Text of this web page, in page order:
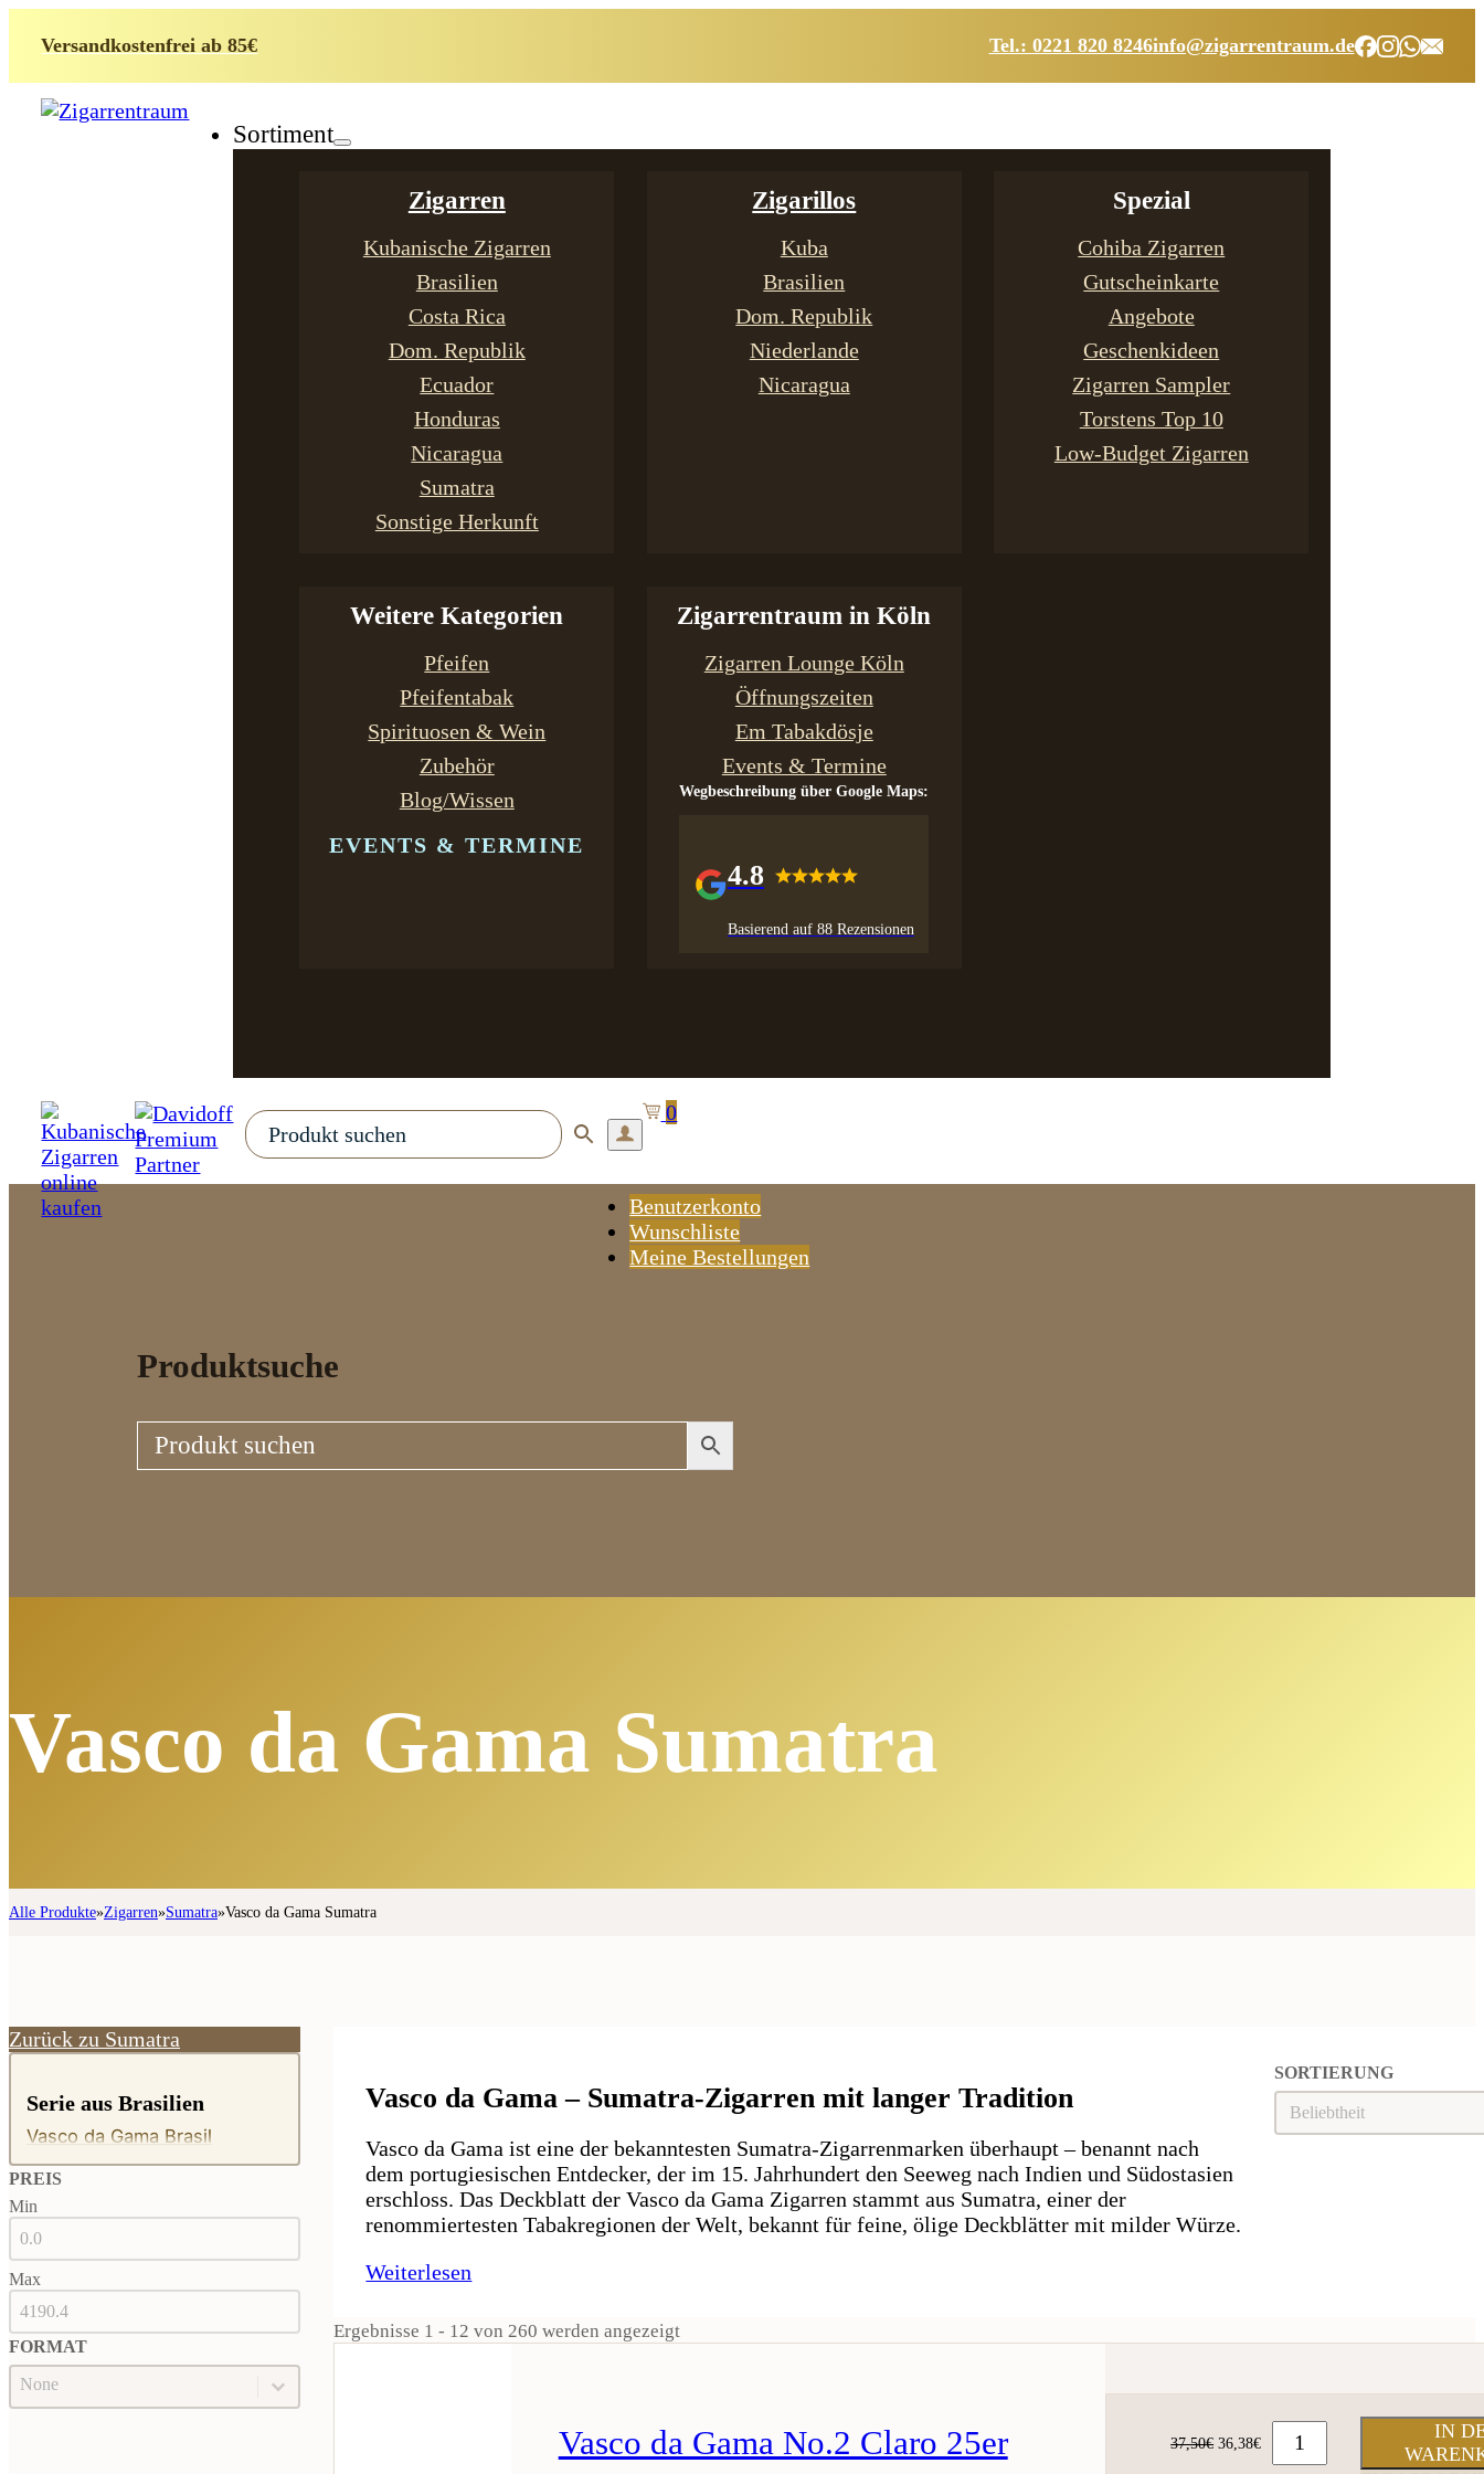
Versandkostenfrei ab 85€ Tel.: 0221 820 8246info@zigarrentraum.de
Sortiment
Zigarren
Kubanische Zigarren
Brasilien
Costa Rica
Dom. Republik
Ecuador
Honduras
Nicaragua
Sumatra
Sonstige Herkunft
Zigarillos
Kuba
Brasilien
Dom. Republik
Niederlande
Nicaragua
Spezial
Cohiba Zigarren
Gutscheinkarte
Angebote
Geschenkideen
Zigarren Sampler
Torstens Top 10
Low-Budget Zigarren
Weitere Kategorien
Pfeifen
Pfeifentabak
Spirituosen & Wein
Zubehör
Blog/Wissen
EVENTS & TERMINE
Zigarrentraum in Köln
Zigarren Lounge Köln
Öffnungszeiten
Em Tabakdösje
Events & Termine
Wegbeschreibung über Google Maps:
4.8
Basierend auf 88 Rezensionen
Benutzerkonto
Wunschliste
Meine Bestellungen
0
Produktsuche
Vasco da Gama Sumatra
Alle Produkte»Zigarren»Sumatra»Vasco da Gama Sumatra
Zurück zu Sumatra
Serie aus Brasilien
Vasco da Gama Brasil
PREIS
PREIS
Min
Max
FORMAT
FORMAT
Format
Vasco da Gama – Sumatra-Zigarren mit langer Tradition
Vasco da Gama ist eine der bekanntesten Sumatra-Zigarrenmarken überhaupt – benannt nach
dem portugiesischen Entdecker, der im 15. Jahrhundert den Seeweg nach Indien und Südostasien
erschloss. Das Deckblatt der Vasco da Gama Zigarren stammt aus Sumatra, einer der
renommiertesten Tabakregionen der Welt, bekannt für feine, ölige Deckblätter mit milder Würze.
Weiterlesen
SORTIERUNG
SORTIERUNG
Sortierung
Ergebnisse 1 - 12 von 260 werden angezeigt
Vasco da Gama No.2 Claro 25er 37,50€ Ursprünglicher
36,38€Aktueller
Preis
IN